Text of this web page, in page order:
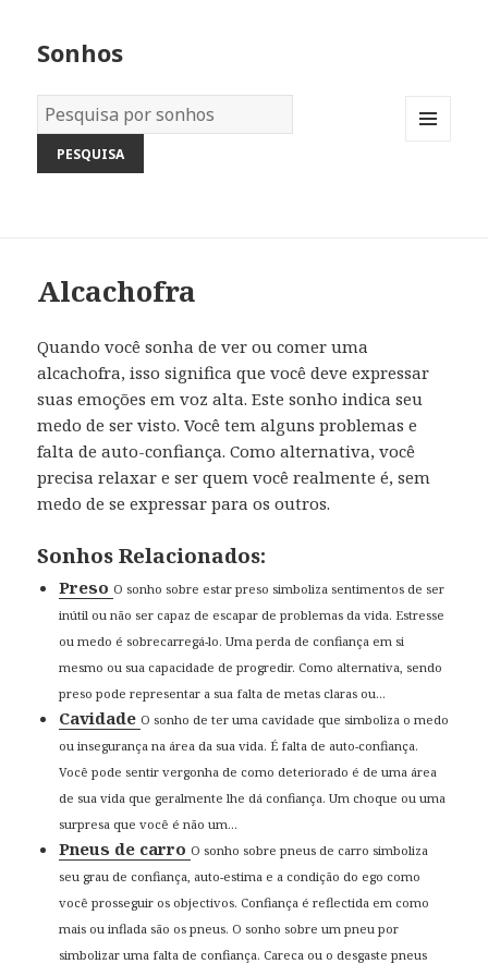
Sonhos
Dicionário
dos
Sonhos:
Alcachofra
Quando você sonha de ver ou comer uma
alcachofra, isso significa que você deve expressar
suas emoções em voz alta. Este sonho indica seu
medo de ser visto. Você tem alguns problemas e
falta de auto-confiança. Como alternativa, você
precisa relaxar e ser quem você realmente é, sem
medo de se expressar para os outros.
Sonhos Relacionados:
Preso O sonho sobre estar preso simboliza sentimentos de ser
inútil ou não ser capaz de escapar de problemas da vida. Estresse
ou medo é sobrecarregá-lo. Uma perda de confiança em si
mesmo ou sua capacidade de progredir. Como alternativa, sendo
preso pode representar a sua falta de metas claras ou...
Cavidade O sonho de ter uma cavidade que simboliza o medo
ou insegurança na área da sua vida. É falta de auto-confiança.
Você pode sentir vergonha de como deteriorado é de uma área
de sua vida que geralmente lhe dá confiança. Um choque ou uma
surpresa que você é não um...
Pneus de carro O sonho sobre pneus de carro simboliza
seu grau de confiança, auto-estima e a condição do ego como
você prosseguir os objectivos. Confiança é reflectida em como
mais ou inflada são os pneus. O sonho sobre um pneu por
simbolizar uma falta de confiança. Careca ou o desgaste pneus